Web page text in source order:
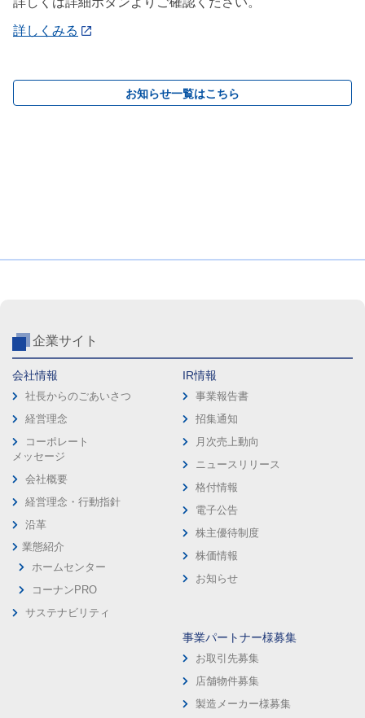
詳しくみる
お知らせ一覧はこちら
企業サイト
会社情報
社長からのごあいさつ
経営理念
コーポレート
メッセージ
会社概要
経営理念・行動指針
沿革
業態紹介
ホームセンター
コーナンPRO
サステナビリティ
IR情報
事業報告書
招集通知
月次売上動向
ニュースリリース
格付情報
電子公告
株主優待制度
株価情報
お知らせ
事業パートナー様募集
お取引先募集
店舗物件募集
製造メーカー様募集